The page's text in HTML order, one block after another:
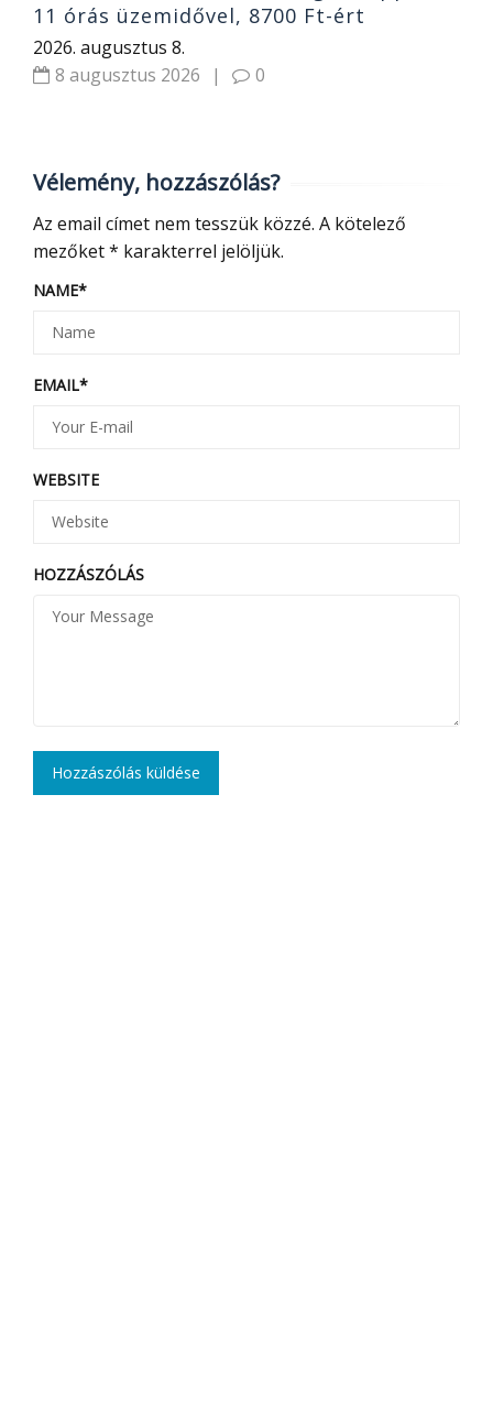
11 órás üzemidővel, 8700 Ft-ért
2026. augusztus 8.
8 augusztus 2026
| 0
Vélemény, hozzászólás?
Az email címet nem tesszük közzé. A kötelező
mezőket* karakterrel jelöljük.
NAME*
EMAIL*
WEBSITE
HOZZÁSZÓLÁS